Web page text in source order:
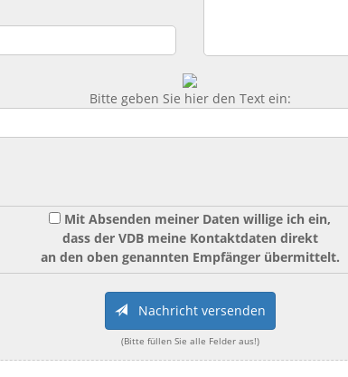
Bitte geben Sie hier den Text ein:
Mit Absenden meiner Daten willige ich ein,
dass der VDB meine Kontaktdaten direkt
an den oben genannten Empfänger übermittelt.
Nachricht versenden
(Bitte füllen Sie alle Felder aus!)